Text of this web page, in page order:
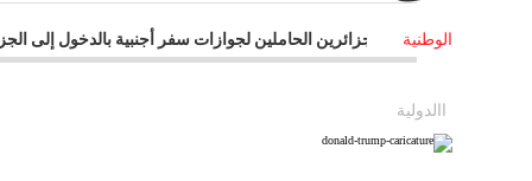
الوطنية
- السماح للجزائرين الحاملين لجوازات سفر أجنبية بالدخول إلى
- إتصالات الجزائر تستثمر في "الكلاود" و انترنت الأشياء
- الجزائر توقع على مذكرة تعاون مع روسيا في مجال النوويي المدني
االدولية